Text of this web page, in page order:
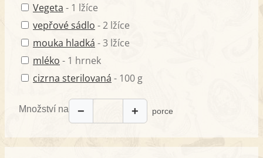
Vegeta - 1 lžíce
vepřové sádlo - 2 lžíce
mouka hladká - 3 lžíce
mléko - 1 hrnek
cizrna sterilovaná - 100 g
Množství na − + porce